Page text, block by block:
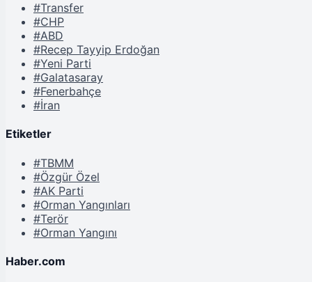
#Transfer
#CHP
#ABD
#Recep Tayyip Erdoğan
#Yeni Parti
#Galatasaray
#Fenerbahçe
#İran
Etiketler
#TBMM
#Özgür Özel
#AK Parti
#Orman Yangınları
#Terör
#Orman Yangını
Haber.com